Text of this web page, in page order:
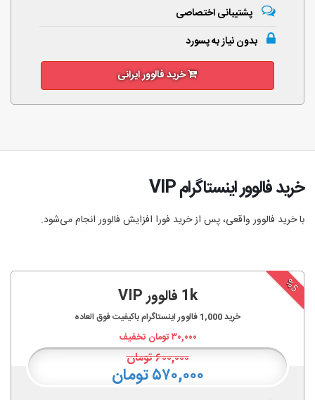
پشتیبانی اختصاصی
بدون نیاز به پسورد
خرید فالوور ایرانی
خرید فالوور اینستاگرام VIP
با خرید فالوور واقعی، پس از خرید فورا افزایش فالوور انجام‌ می‌شود.
%5 1k فالوور VIP
خرید1,000 فالوور اینستاگرام باکیفیت فوق العاده
۳۰,۰۰۰تومان تخفیف
۶۰۰,۰۰۰تومان
۵۷۰,۰۰۰ تومان